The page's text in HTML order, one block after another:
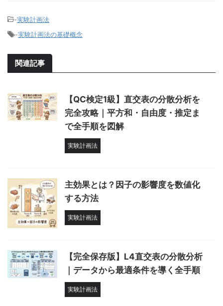
-実験計画法
-実験計画法の基礎概念
関連記事
【QC検定1級】直交表の分散分析を
完全攻略｜平方和・自由度・推定ま
で全手順を図解
実験計画法
主効果とは？因子の影響度を数値化
する方法
実験計画法
【完全保存版】L4直交表の分散分析
｜データから最適条件を導く全手順
実験計画法